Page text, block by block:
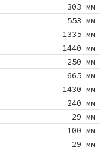
303 мм
553 мм
1335 мм
1440 мм
250 мм
665 мм
1430 мм
240 мм
29 мм
100 мм
29 мм